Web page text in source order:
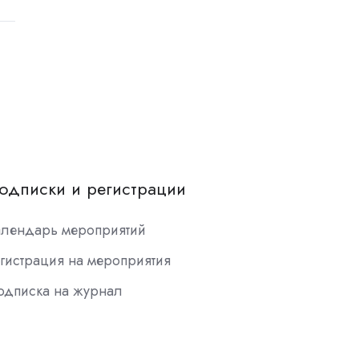
и регистрации
мероприятий
на мероприятия
на журнал